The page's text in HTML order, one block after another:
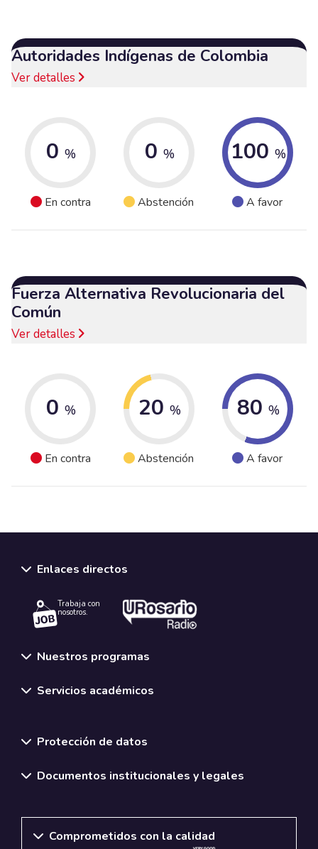
Autoridades Indígenas de Colombia
Ver detalles
0 %
En contra
0 %
Abstención
100 %
A favor
Fuerza Alternativa Revolucionaria del
Común
Ver detalles
0 %
En contra
20 %
Abstención
80 %
A favor
Enlaces directos
Trabaja con
nosotros.
Nuestros programas
Servicios académicos
Protección de datos
Documentos institucionales y legales
Comprometidos con la calidad